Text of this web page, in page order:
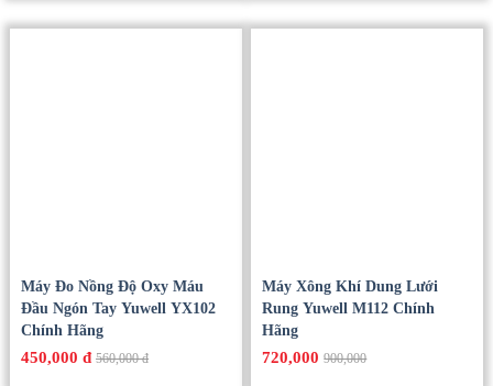
Máy Đo Nồng Độ Oxy Máu
Đầu Ngón Tay Yuwell YX102
Chính Hãng
450,000 đ 560,000 đ
Máy Xông Khí Dung Lưới
Rung Yuwell M112 Chính
Hãng
720,000900,000